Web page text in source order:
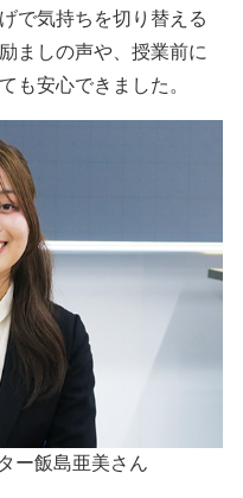
で気持ちを切り替える
ましの声や、授業前に
も安心できました。
ー飯島亜美さん